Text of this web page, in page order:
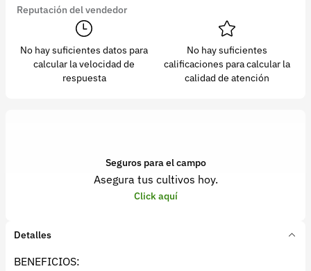
Reputación del vendedor
No hay suficientes datos para
calcular la velocidad de
respuesta
No hay suficientes
calificaciones para calcular la
calidad de atención
Seguros para el campo
Asegura tus cultivos hoy.
Click aquí
Detalles
BENEFICIOS: